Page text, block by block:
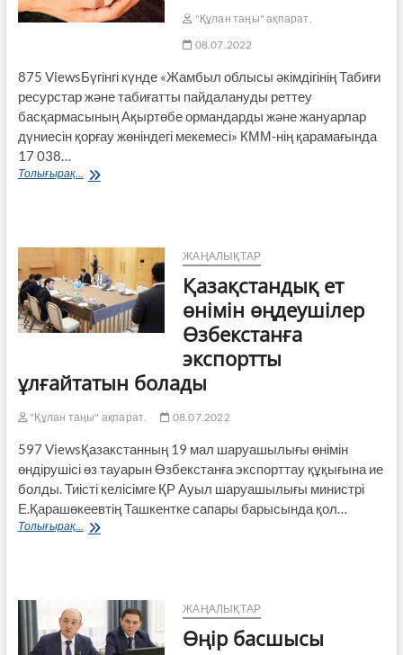
"Құлан таңы" ақпарат.
08.07.2022
875 ViewsБүгінгі күнде «Жамбыл облысы әкім­дігінің Табиғи
ресурстар және табиғатты пайдалануды рет­теу
басқармасының Ақыртөбе орман­дарды және жануарлар
дүниесін қор­ғау жөніндегі мекемесі» КММ-нің қарамағында
17 038…
Толығырақ...
Табиғатты
ЖАҢАЛЫҚТАР
Қазақстандық ет
өнімін өңдеушілер
Өзбекстанға
экспортты
ұлғайтатын болады
"Құлан таңы" ақпарат. 08.07.2022
597 ViewsҚазакстанның 19 мал шаруа­шы­лығы өнімін
өндірушісі өз тауарын Өзбекстанға экспорттау құқығына ие
болды. Тиісті келісімге ҚР Ауыл шаруашылығы министрі
Е.Қара­шөкеевтің Ташкентке сапары барысында қол…
Толығырақ...
Қазақстандық
экспортты
ұлғайтатын
болады
ЖАҢАЛЫҚТАР
Өңір басшысы